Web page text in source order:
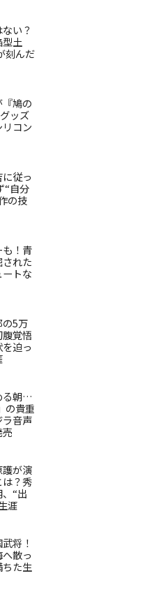
い？
土
刻んだ
鳩の
ッズ
コン
従っ
“自分
の技
も！青
れた
トな
の5万
覚悟
迫っ
る朝…
の貴重
音声
護が演
は？秀
“出
涯
将！
散っ
た生